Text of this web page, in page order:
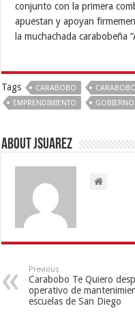
conjunto con la primera
apuestan y apoyan
la muchachada carabobeña
Tags CARABOBO
EMPRENDIMIENTO
About Jsuarez
Previous
Carabobo Te Quiero
operativo de
escuelas de San Diego